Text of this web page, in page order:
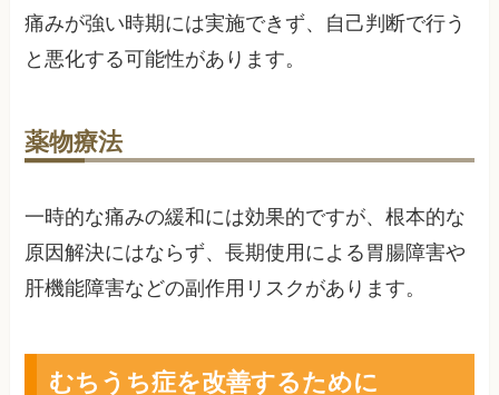
痛みが強い時期には実施できず、自己判断で行う
と悪化する可能性があります。
薬物療法
一時的な痛みの緩和には効果的ですが、根本的な
原因解決にはならず、長期使用による胃腸障害や
肝機能障害などの副作用リスクがあります。
むちうち症を改善するために